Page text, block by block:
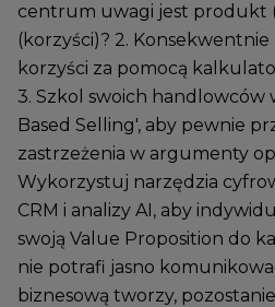
centrum uwagi jest produkt
(korzyści)? 2.
korzyści za pomocą
3. Szkol swoich handlowców
Based Selling', aby pewnie
zastrzeżenia w argumenty
Wykorzystuj narzędzia
CRM i analizy AI, aby
swoją Value Proposition do
nie potrafi jasno
biznesową tworzy,